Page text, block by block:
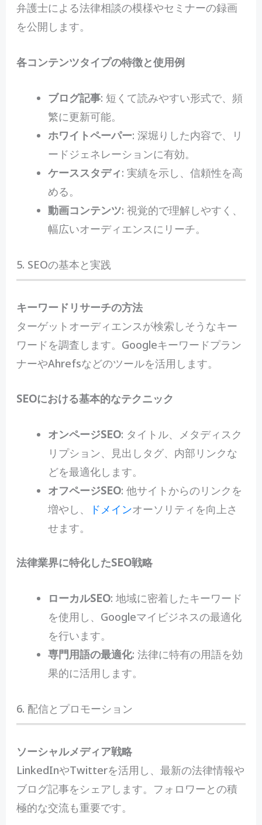
弁護士による法律相談の模様やセミナーの録画
を公開します。
各コンテンツタイプの特徴と使用例
ブログ記事: 短くて読みやすい形式で、頻
繁に更新可能。
ホワイトペーパー: 深堀りした内容で、リ
ードジェネレーションに有効。
ケーススタディ: 実績を示し、信頼性を高
める。
動画コンテンツ: 視覚的で理解しやすく、
幅広いオーディエンスにリーチ。
5. SEOの基本と実践
キーワードリサーチの方法
ターゲットオーディエンスが検索しそうなキー
ワードを調査します。Googleキーワードプラン
ナーやAhrefsなどのツールを活用します。
SEOにおける基本的なテクニック
オンページSEO: タイトル、メタディスク
リプション、見出しタグ、内部リンクな
どを最適化します。
オフページSEO: 他サイトからのリンクを
増やし、
ドメインオーソリティを向上さ
せます。
法律業界に特化したSEO戦略
ローカルSEO: 地域に密着したキーワード
を使用し、Googleマイビジネスの最適化
を行います。
専門用語の最適化: 法律に特有の用語を効
果的に活用します。
6. 配信とプロモーション
ソーシャルメディア戦略
LinkedInやTwitterを活用し、最新の法律情報や
ブログ記事をシェアします。フォロワーとの積
極的な交流も重要です。